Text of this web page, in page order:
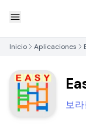
Inicio Aplicaciones
보